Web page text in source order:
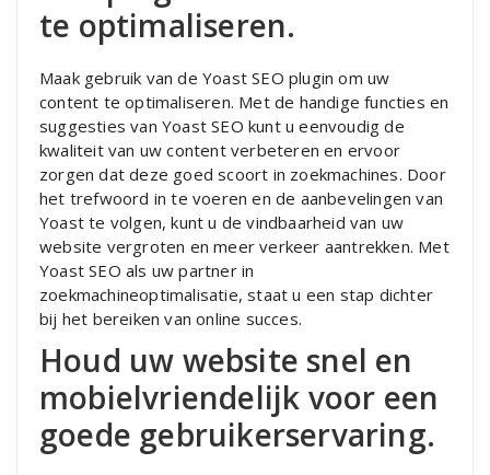
te optimaliseren.
Maak gebruik van de Yoast SEO plugin om uw
content te optimaliseren. Met de handige functies en
suggesties van Yoast SEO kunt u eenvoudig de
kwaliteit van uw content verbeteren en ervoor
zorgen dat deze goed scoort in zoekmachines. Door
het trefwoord in te voeren en de aanbevelingen van
Yoast te volgen, kunt u de vindbaarheid van uw
website vergroten en meer verkeer aantrekken. Met
Yoast SEO als uw partner in
zoekmachineoptimalisatie, staat u een stap dichter
bij het bereiken van online succes.
Houd uw website snel en
mobielvriendelijk voor een
goede gebruikerservaring.